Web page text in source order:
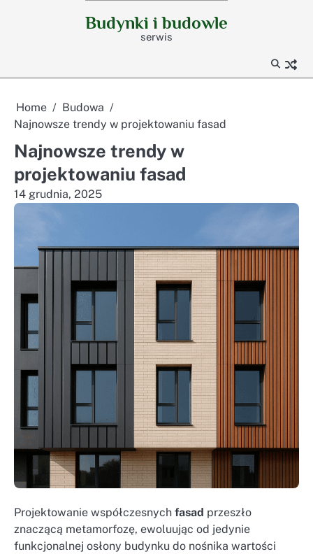
Budynki i budowle
serwis
Home
Budowa
Najnowsze trendy w projektowaniu fasad
Najnowsze trendy w
projektowaniu fasad
14 grudnia, 2025
Projektowanie współczesnych fasad przeszło
znaczącą metamorfozę, ewoluując od jedynie
funkcjonalnej osłony budynku do nośnika wartości